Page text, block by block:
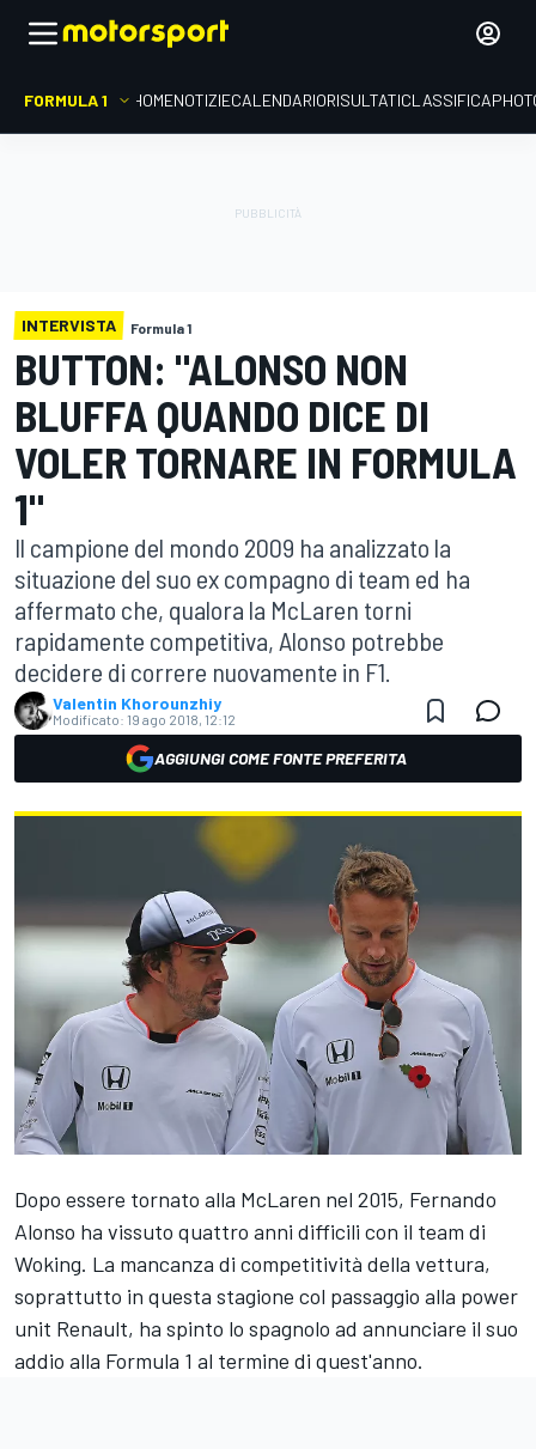
FORMULA 1 HOMENOTIZIECALENDARIORISULTATICLASSIFICA
INTERVISTA Formula 1
BUTTON: "ALONSO NON
BLUFFA QUANDO DICE DI
VOLER TORNARE IN FORMULA
1"
Il campione del mondo 2009 ha analizzato la
situazione del suo ex compagno di team ed ha
affermato che, qualora la McLaren torni
rapidamente competitiva, Alonso potrebbe
decidere di correre nuovamente in F1.
Valentin Khorounzhiy
Modificato: 19 ago 2018, 12:12
AGGIUNGI COME FONTE PREFERITA
Dopo essere tornato alla McLaren nel 2015, Fernando
Alonso ha vissuto quattro anni difficili con il team di
Woking. La mancanza di competitività della vettura,
soprattutto in questa stagione col passaggio alla power
unit Renault, ha spinto lo spagnolo ad annunciare il suo
addio alla Formula 1 al termine di quest'anno.